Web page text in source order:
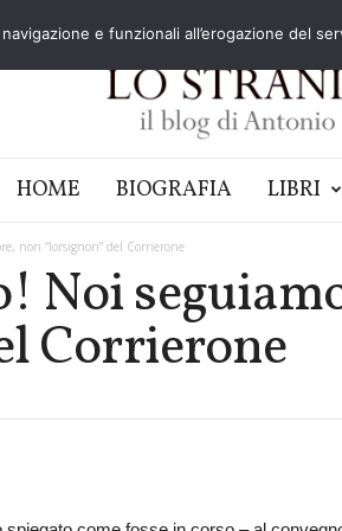
HOME BIOGRAFIA LIBRI
non “lorsignori” del Corrierone
Noi
Corrierone
e funzionali all’erogazione del